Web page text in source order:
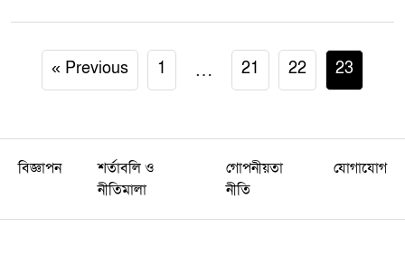
« Previous 1 … 21 22 23
বিজ্ঞাপন
শর্তাবলি ও
নীতিমালা
গোপনীয়তা
নীতি
যোগাযোগ